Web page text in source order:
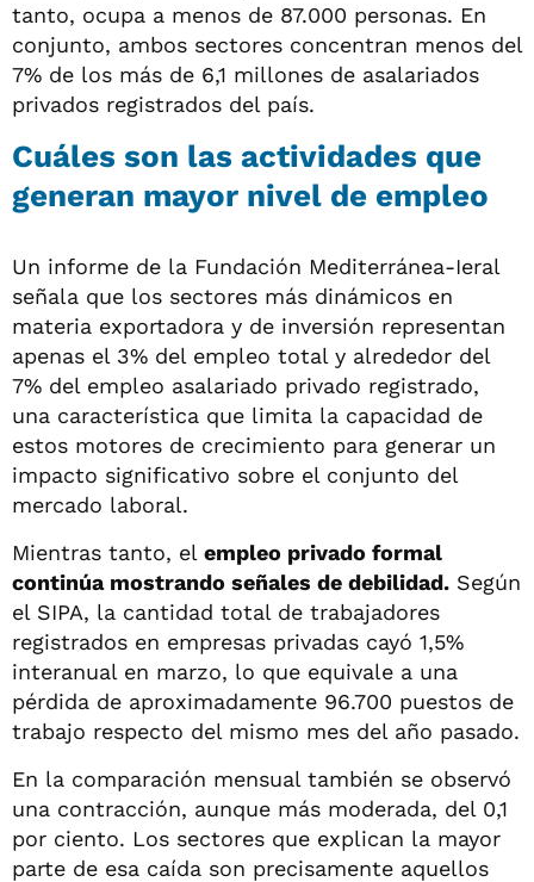
tanto, ocupa a menos de 87.000 personas. En
conjunto, ambos sectores concentran menos del
7% de los más de 6,1 millones de asalariados
privados registrados del país.
Cuáles son las actividades que
generan mayor nivel de empleo
Un informe de la Fundación Mediterránea-Ieral
señala que los sectores más dinámicos en
materia exportadora y de inversión representan
apenas el 3% del empleo total y alrededor del
7% del empleo asalariado privado registrado,
una característica que limita la capacidad de
estos motores de crecimiento para generar un
impacto significativo sobre el conjunto del
mercado laboral.
Mientras tanto, el empleo privado formal
continúa mostrando señales de debilidad. Según
el SIPA, la cantidad total de trabajadores
registrados en empresas privadas cayó 1,5%
interanual en marzo, lo que equivale a una
pérdida de aproximadamente 96.700 puestos de
trabajo respecto del mismo mes del año pasado.
En la comparación mensual también se observó
una contracción, aunque más moderada, del 0,1
por ciento. Los sectores que explican la mayor
parte de esa caída son precisamente aquellos